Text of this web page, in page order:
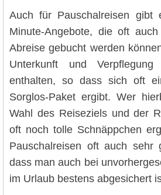
Auch für Pauschalreisen gibt
Minute-Angebote, die oft
Abreise gebucht werden
Unterkunft und
enthalten, so dass sich oft
Sorglos-Paket ergibt. Wer
Wahl des Reiseziels und der
oft noch tolle Schnäppchen
Pauschalreisen oft auch sehr
dass man auch bei
im Urlaub bestens abgesichert